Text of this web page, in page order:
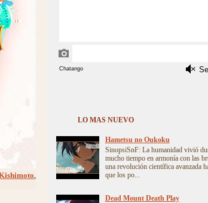
LO MAS NUEVO
Hametsu no Oukoku
SinopsiSnF: La humanidad vivió
mucho tiempo en armonía con las
una revolución científica avanzada
que los po...
Dead Mount Death Play